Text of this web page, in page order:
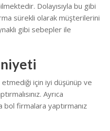
Dolayısıyla bu gibi
sürekli olarak müşterilerini
gibi sebepler ile
etmediği için iyi düşünüp ve
Ayrıca
bol firmalara yaptırmanız